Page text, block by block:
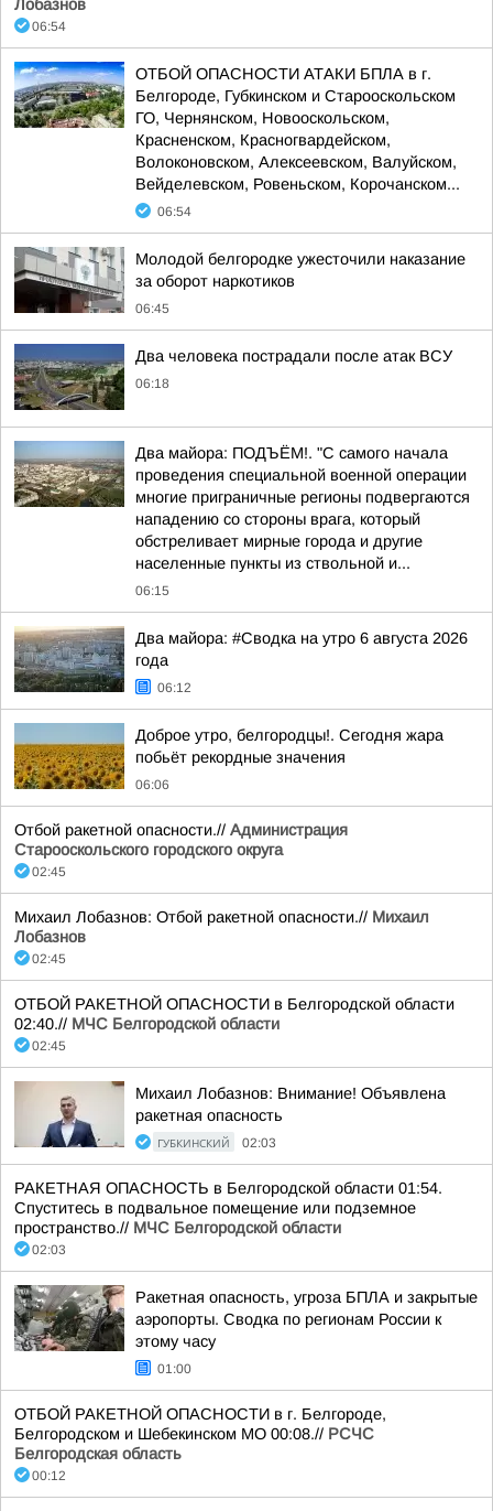
Лобазнов
06:54
ОТБОЙ ОПАСНОСТИ АТАКИ БПЛА в г.
Белгороде, Губкинском и Старооскольском
ГО, Чернянском, Новооскольском,
Красненском, Красногвардейском,
Волоконовском, Алексеевском, Валуйском,
Вейделевском, Ровеньском, Корочанском...
06:54
Молодой белгородке ужесточили наказание
за оборот наркотиков
06:45
Два человека пострадали после атак ВСУ
06:18
Два майора: ПОДЪЁМ!. "С самого начала
проведения специальной военной операции
многие приграничные регионы подвергаются
нападению со стороны врага, который
обстреливает мирные города и другие
населенные пункты из ствольной и...
06:15
Два майора: #Сводка на утро 6 августа 2026
года
06:12
Доброе утро, белгородцы!. Сегодня жара
побьёт рекордные значения
06:06
Отбой ракетной опасности.// Администрация
Старооскольского городского округа
02:45
Михаил Лобазнов: Отбой ракетной опасности.// Михаил
Лобазнов
02:45
ОТБОЙ РАКЕТНОЙ ОПАСНОСТИ в Белгородской области
02:40.// МЧС Белгородской области
02:45
Михаил Лобазнов: Внимание! Объявлена
ракетная опасность
ГУБКИНСКИЙ 02:03
РАКЕТНАЯ ОПАСНОСТЬ в Белгородской области 01:54.
Спуститесь в подвальное помещение или подземное
пространство.// МЧС Белгородской области
02:03
Ракетная опасность, угроза БПЛА и закрытые
аэропорты. Сводка по регионам России к
этому часу
01:00
ОТБОЙ РАКЕТНОЙ ОПАСНОСТИ в г. Белгороде,
Белгородском и Шебекинском МО 00:08.// РСЧС
Белгородская область
00:12